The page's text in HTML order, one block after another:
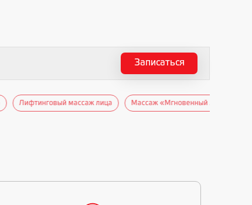
Записаться
Лифтинговый массаж лица Массаж «Мгновенный лифтинг»